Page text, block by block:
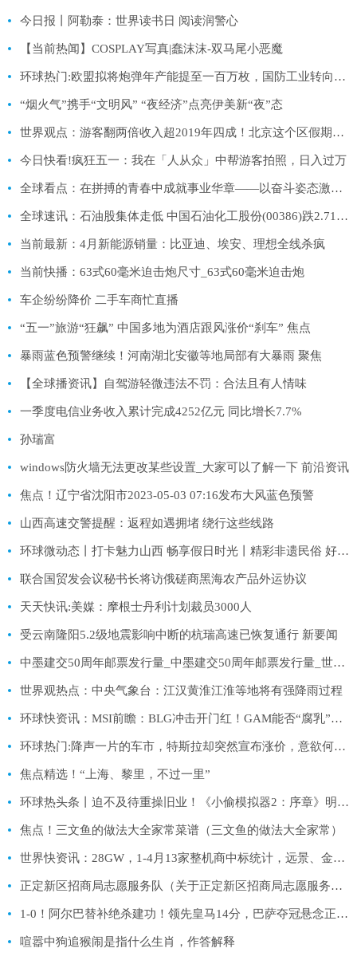
今日报丨阿勒泰：世界读书日 阅读润警心
【当前热闻】COSPLAY写真|蠢沫沫-双马尾小恶魔
环球热门:欧盟拟将炮弹年产能提至一百万枚，国防工业转向战时经济模式
“烟火气”携手“文明风” “夜经济”点亮伊美新“夜”态
世界观点：游客翻两倍收入超2019年四成！北京这个区假期火了
今日快看!疯狂五一：我在「人从众」中帮游客拍照，日入过万
全球看点：在拼搏的青春中成就事业华章——以奋斗姿态激扬青春
全球速讯：石油股集体走低 中国石油化工股份(00386)跌2.71% 国际油价隔夜大跌5%
当前最新：4月新能源销量：比亚迪、埃安、理想全线杀疯
当前快播：63式60毫米迫击炮尺寸_63式60毫米迫击炮
车企纷纷降价 二手车商忙直播
“五一”旅游“狂飙” 中国多地为酒店跟风涨价“刹车” 焦点
暴雨蓝色预警继续！河南湖北安徽等地局部有大暴雨 聚焦
【全球播资讯】自驾游轻微违法不罚：合法且有人情味
一季度电信业务收入累计完成4252亿元 同比增长7.7%
孙瑞富
windows防火墙无法更改某些设置_大家可以了解一下 前沿资讯
焦点！辽宁省沈阳市2023-05-03 07:16发布大风蓝色预警
山西高速交警提醒：返程如遇拥堵 绕行这些线路
环球微动态丨打卡魅力山西 畅享假日时光丨精彩非遗民俗 好听好玩乐不尽
联合国贸发会议秘书长将访俄磋商黑海农产品外运协议
天天快讯:美媒：摩根士丹利计划裁员3000人
受云南隆阳5.2级地震影响中断的杭瑞高速已恢复通行 新要闻
中墨建交50周年邮票发行量_中墨建交50周年邮票发行量_世界头条
世界观热点：中央气象台：江汉黄淮江淮等地将有强降雨过程
环球快资讯：MSI前瞻：BLG冲击开门红！GAM能否“腐乳”GG？
环球热门:降声一片的车市，特斯拉却突然宣布涨价，意欲何为？
焦点精选！“上海、黎里，不过一里”
环球热头条丨迫不及待重操旧业！《小偷模拟器2：序章》明日推出
焦点！三文鱼的做法大全家常菜谱（三文鱼的做法大全家常）
世界快资讯：28GW，1-4月13家整机商中标统计，远景、金风、三一领先！
正定新区招商局志愿服务队（关于正定新区招商局志愿服务队介绍）
1-0！阿尔巴替补绝杀建功！领先皇马14分，巴萨夺冠悬念正在消失
喧嚣中狗追猴闹是指什么生肖，作答解释